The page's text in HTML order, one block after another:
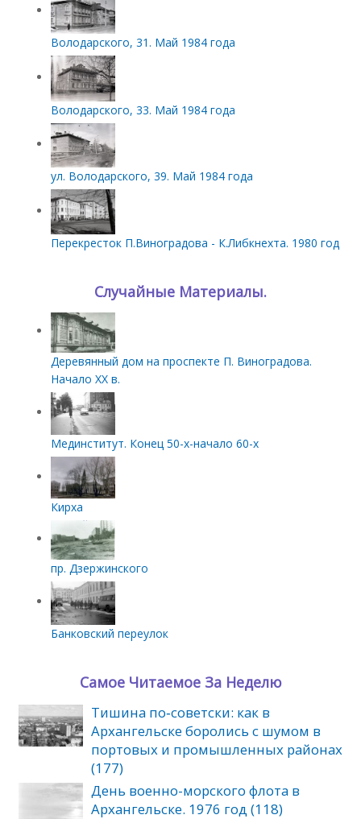
Володарского, 31. Май 1984 года
Володарского, 33. Май 1984 года
ул. Володарского, 39. Май 1984 года
Перекресток П.Виноградова - К.Либкнехта. 1980 год
Случайные Материалы.
Деревянный дом на проспекте П. Виноградова.
Начало XX в.
Мединститут. Конец 50-х-начало 60-х
Кирха
пр. Дзержинского
Банковский переулок
Самое Читаемое За Неделю
Тишина по‑советски: как в
Архангельске боролись с шумом в
портовых и промышленных районах
(177)
День военно-морского флота в
Архангельске. 1976 год (118)